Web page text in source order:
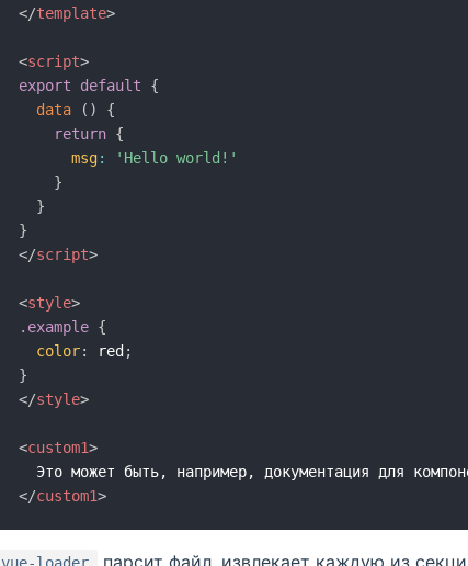
</template>
<script>
export
default
{
data
( )
{
return {
msg:
'Hello world!'
}
}
}
</script>
<style>
.example {
color: red ;
}
</style>
<custom1>
</custom1>